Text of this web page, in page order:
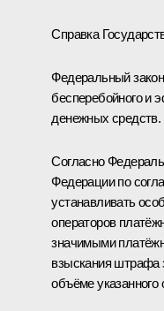
Справка
Федеральный
бесперебойного и
денежных средств.
Согласно
Федерации по
устанавливать
операторов
значимыми
взыскания штрафа
объёме указанного